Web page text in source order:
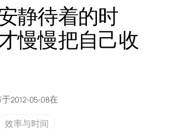
静待着的时
慢慢把自己收
于2012-05-08在
效率与时间